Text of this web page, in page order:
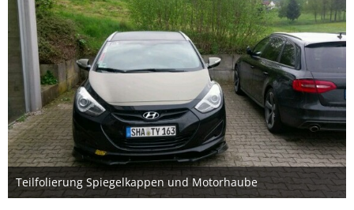
Teilfolierung Spiegelkappen und Motorhaube
11. Mai 2016